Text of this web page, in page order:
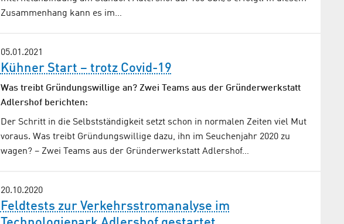
Zusammenhang kann es im…
05.01.2021
Kühner Start – trotz Covid-19
Was treibt Gründungswillige an? Zwei Teams aus der Gründerwerkstatt
Adlershof berichten:
Der Schritt in die Selbstständigkeit setzt schon in normalen Zeiten viel Mut
voraus. Was treibt Gründungswillige dazu, ihn im Seuchenjahr 2020 zu
wagen? – Zwei Teams aus der Gründerwerkstatt Adlershof…
20.10.2020
Feldtests zur Verkehrsstromanalyse im